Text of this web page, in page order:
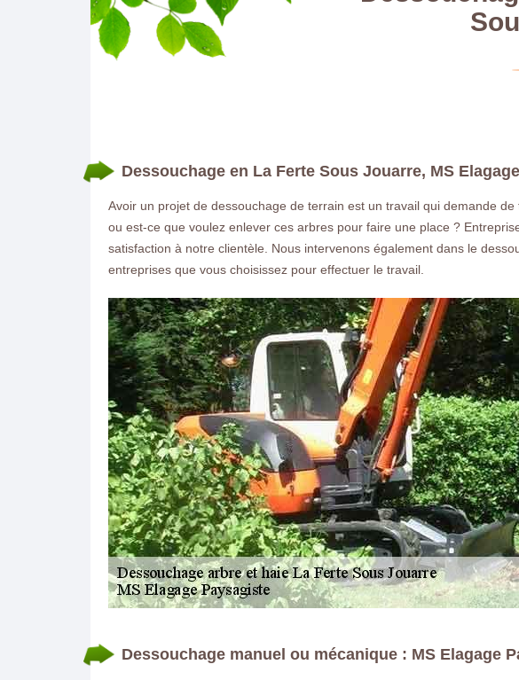
Dessouchage en La Ferte Sous Jouarre, MS
Avoir un projet de dessouchage de terrain est un travail qui demande
ou est-ce que voulez enlever ces arbres pour faire une place ?
satisfaction à notre clientèle. Nous intervenons également dans le
entreprises que vous choisissez pour effectuer le travail.
Dessouchage manuel ou mécanique : MS Elagage